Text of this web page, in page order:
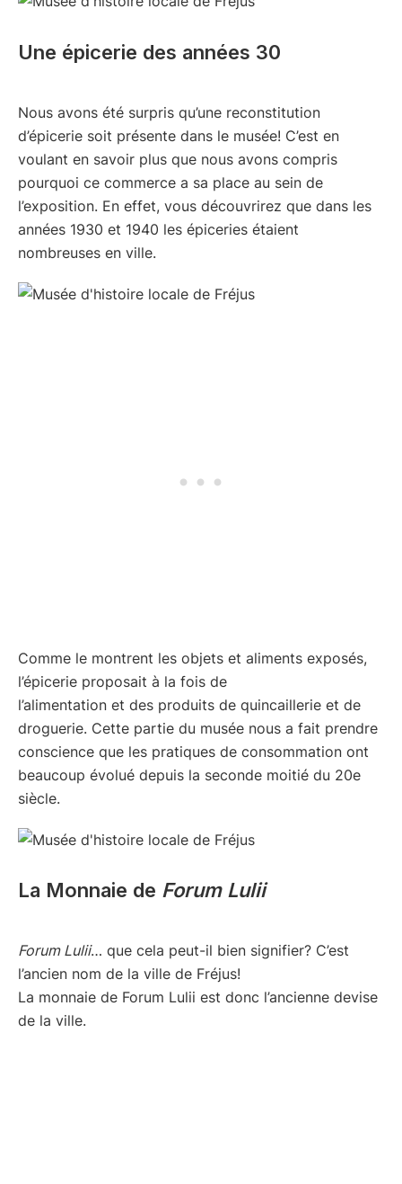
Une épicerie des années 30
Nous avons été surpris qu’une reconstitution
d’épicerie soit présente dans le musée! C’est en
voulant en savoir plus que nous avons compris
pourquoi ce commerce a sa place au sein de
l’exposition. En effet, vous découvrirez que dans les
années 1930 et 1940 les épiceries étaient
nombreuses en ville.
Comme le montrent les objets et aliments exposés,
l’épicerie proposait à la fois de
l’alimentation et des produits de quincaillerie et de
droguerie. Cette partie du musée nous a fait prendre
conscience que les pratiques de consommation ont
beaucoup évolué depuis la seconde moitié du 20e
siècle.
La Monnaie de Forum Lulii
Forum Lulii… que cela peut-il bien signifier? C’est
l’ancien nom de la ville de Fréjus!
La monnaie de Forum Lulii est donc l’ancienne devise
de la ville.